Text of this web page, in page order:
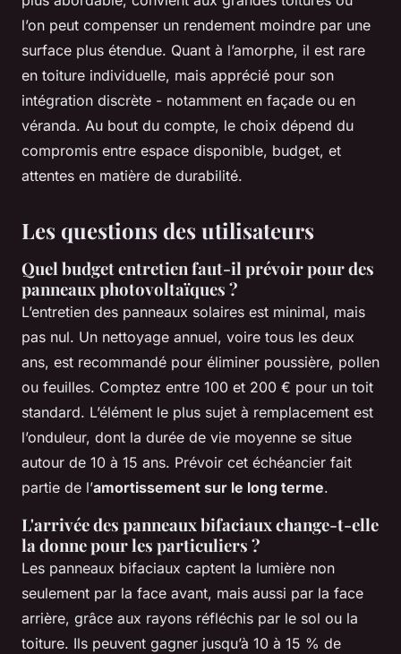
l’on peut compenser un rendement moindre par une
surface plus étendue. Quant à l’amorphe, il est rare
en toiture individuelle, mais apprécié pour son
intégration discrète - notamment en façade ou en
véranda. Au bout du compte, le choix dépend du
compromis entre espace disponible, budget, et
attentes en matière de durabilité.
Les questions des utilisateurs
Quel budget entretien faut-il prévoir pour des
panneaux photovoltaïques ?
L’entretien des panneaux solaires est minimal, mais
pas nul. Un nettoyage annuel, voire tous les deux
ans, est recommandé pour éliminer poussière, pollen
ou feuilles. Comptez entre 100 et 200 € pour un toit
standard. L’élément le plus sujet à remplacement est
l’onduleur, dont la durée de vie moyenne se situe
autour de 10 à 15 ans. Prévoir cet échéancier fait
partie de l’amortissement sur le long terme.
L'arrivée des panneaux bifaciaux change-t-elle
la donne pour les particuliers ?
Les panneaux bifaciaux captent la lumière non
seulement par la face avant, mais aussi par la face
arrière, grâce aux rayons réfléchis par le sol ou la
toiture. Ils peuvent gagner jusqu’à 10 à 15 % de